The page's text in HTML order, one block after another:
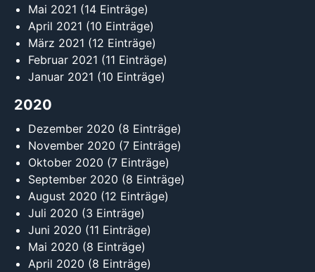
Mai 2021 (14 Einträge)
April 2021 (10 Einträge)
März 2021 (12 Einträge)
Februar 2021 (11 Einträge)
Januar 2021 (10 Einträge)
2020
Dezember 2020 (8 Einträge)
November 2020 (7 Einträge)
Oktober 2020 (7 Einträge)
September 2020 (8 Einträge)
August 2020 (12 Einträge)
Juli 2020 (3 Einträge)
Juni 2020 (11 Einträge)
Mai 2020 (8 Einträge)
April 2020 (8 Einträge)